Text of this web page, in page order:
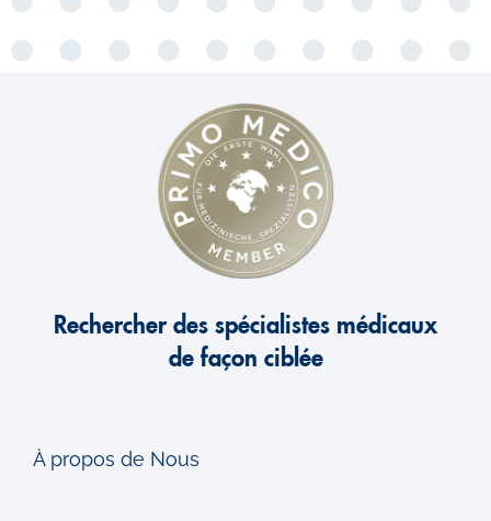
Rechercher des spécialistes médicaux
de façon ciblée
À propos de Nous